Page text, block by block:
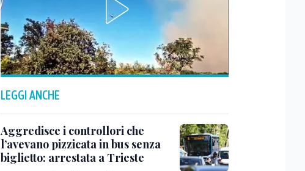
LEGGI ANCHE
Aggredisce i controllori che
l’avevano pizzicata in bus senza
biglietto: arrestata a Trieste